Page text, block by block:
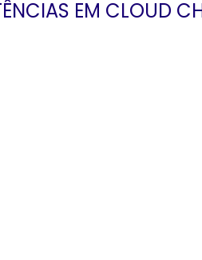
EM CLOUD